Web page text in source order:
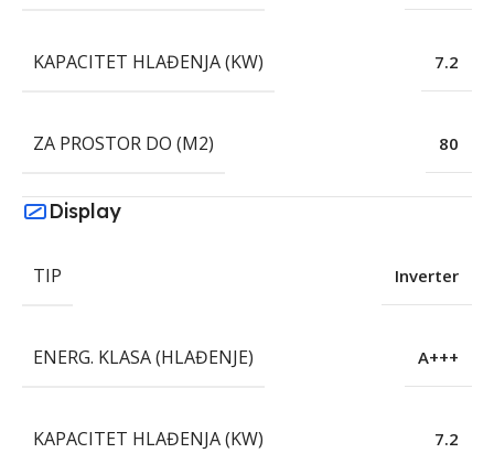
KAPACITET HLAĐENJA (KW) 7.2
ZA PROSTOR DO (M2) 80
Display
TIP Inverter
ENERG. KLASA (HLAĐENJE) A+++
KAPACITET HLAĐENJA (KW) 7.2